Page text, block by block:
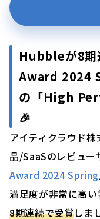
Hubbleが8
Award 2024
の「High
🎉
アイティクラウド
品/SaaSのレビュー
Award 2024 Spring
満足度が非常に高
8期連続で受賞しま